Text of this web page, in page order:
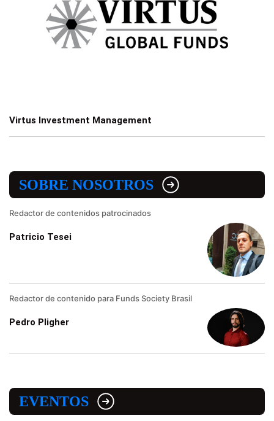
Virtus Investment Management
SOBRE NOSOTROS
Redactor de contenidos patrocinados
Patricio Tesei
Redactor de contenido para Funds Society Brasil
Pedro Pligher
EVENTOS